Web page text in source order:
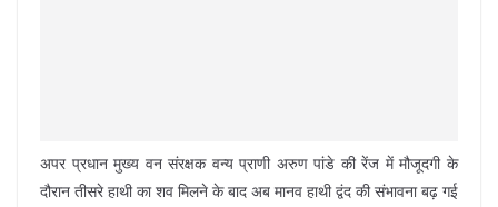
अपर प्रधान मुख्य वन संरक्षक वन्य प्राणी अरुण पांडे की रेंज में मौजूदगी के
दौरान तीसरे हाथी का शव मिलने के बाद अब मानव हाथी द्वंद की संभावना बढ़ गई